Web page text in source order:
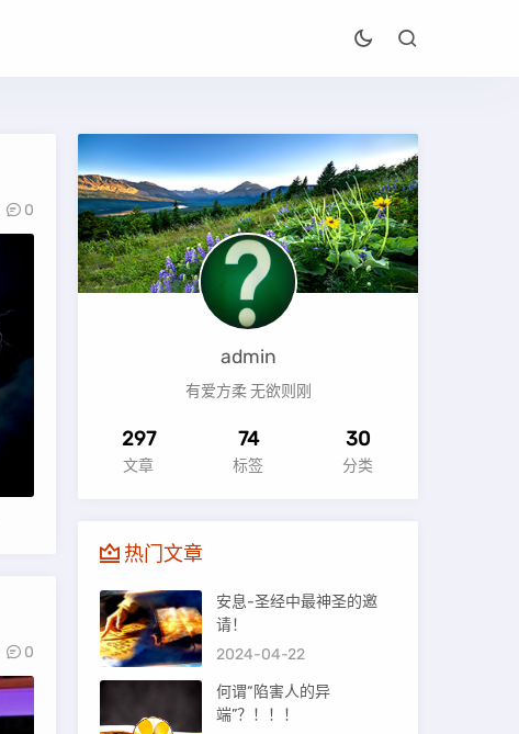
0
0
admin
有爱方柔 无欲则刚
297
文章
74
标签
30
分类
热门文章
安息-圣经中最神圣的邀
请！
2024-04-22
何谓“陷害人的异
端”？！！！